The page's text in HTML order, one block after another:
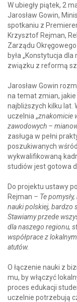
W ubiegły piątek, 2
Jarosław Gowin,
spotkaniu z
Krzysztof Rejman,
Zarządu
była „Konstytucja
związku z reformą
Jarosław Gowin
na temat zmian,
najbliższych kilku lat.
uczelnia „znakomicie
zawodowych –
zasługa w pełni
poszukiwanych
wykwalifikowaną
studiów jest gotowa
Do projektu ustawy
Rejman – Te
nauki polskiej, bardzo
Stawiamy przede
dla naszego regionu,
współprace z
atutów.
O łączenie nauki z
mu, by włączyć
proces edukacji
uczelnie potrzebują